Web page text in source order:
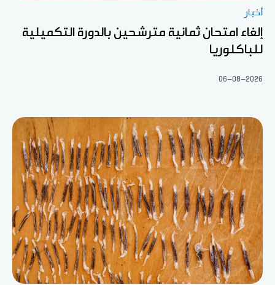
أخبار
إلغاء امتحان ثمانية مترشحين بالدورة التكميلية
للباكلوريا
06-08-2026